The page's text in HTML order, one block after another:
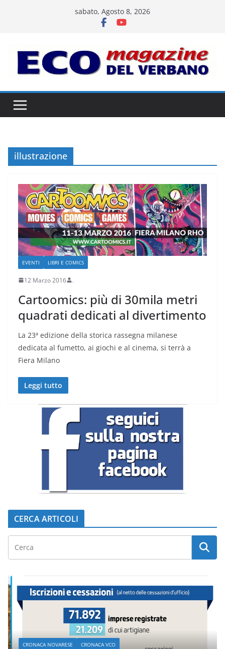
sabato, Agosto 8, 2026
illustrazione
EVENTI LIBRI E COMICS
12 Marzo 2016 .
Cartoomics: più di 30mila metri
quadrati dedicati al divertimento
La 23ª edizione della storica rassegna milanese
dedicata al fumetto, ai giochi e al cinema, si terrà a
Fiera Milano
Leggi tutto
CERCA ARTICOLI
CRONACA NOVARESE CRONACA VCO